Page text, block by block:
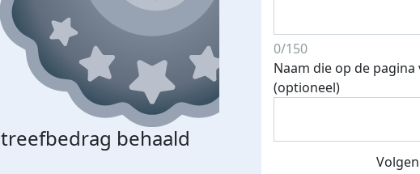
behaald
0/150
Naam die op de
(optioneel)